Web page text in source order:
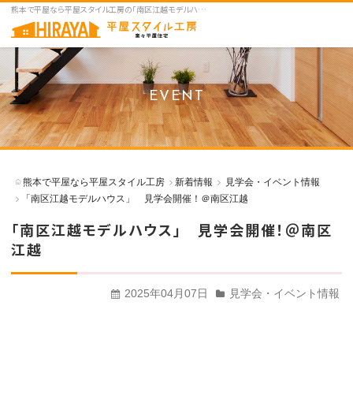
熊本で平屋なら平屋スタイル工房の「南区江越モデルハウス」 見学会開催！＠南区江越をご紹介
EVENT
熊本で平屋なら平屋スタイル工房 新着情報
見学会・イベント情報
「南区江越モデルハウス」 見学会開催！＠南区江越
「南区江越モデルハウス」 見学会開催！＠南区
江越
2025年04月07日 見学会・イベント情報